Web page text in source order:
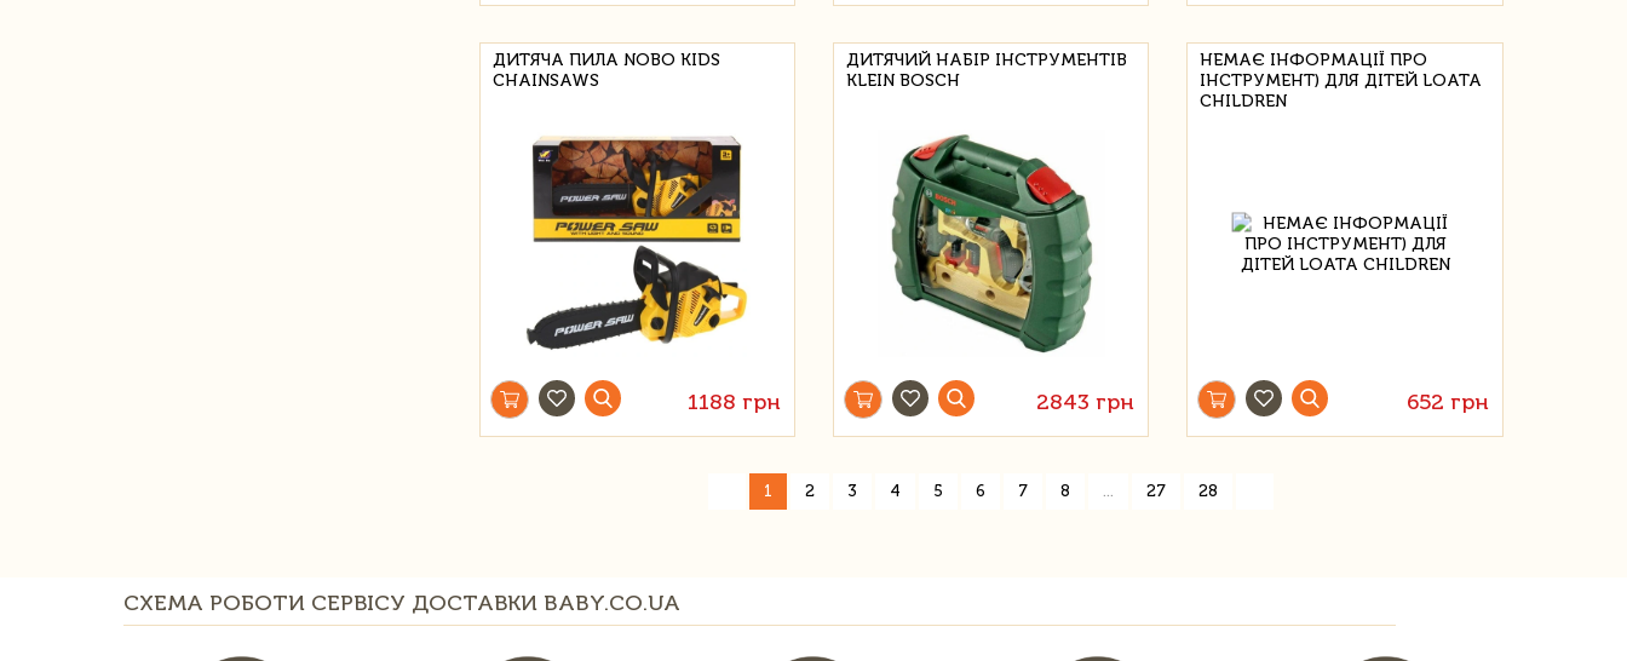
ДИТЯЧА ПИЛА NOBO KIDS
CHAINSAWS
1188 грн
ДИТЯЧИЙ НАБІР ІНСТРУМЕНТІВ
KLEIN BOSCH
2843 грн
НЕМАЄ ІНФОРМАЦІЇ ПРО
ІНСТРУМЕНТ) ДЛЯ ДІТЕЙ LOATA
CHILDREN
652 грн
1 2 3 4 5 6 7 8 ... 27 28
СХЕМА РОБОТИ СЕРВІСУ ДОСТАВКИ BABY.CO.UA